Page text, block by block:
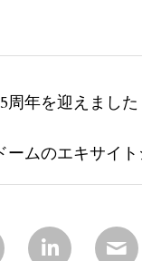
周年を迎えました
ームのエキサイ